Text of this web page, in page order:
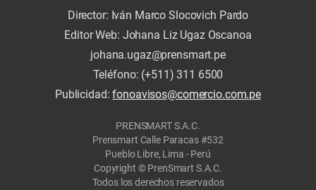
Director: Iván Marco Slocovich Pardo
Editor Web: Johana Liz Ugaz Oscanoa
johana.ugaz@prensmart.pe
Teléfono: (+511) 311 6500
Publicidad:fonoavisos@comercio.com.pe
PRENSMART S.A.C.
Prensmart Calle Paracas #532
Pueblo Libre, Lima - Perú
Copyright © PrenSmart S.A.C.
Todos los derechos reservados